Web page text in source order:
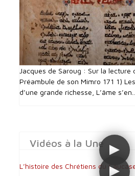
Jacques de Saroug : Sur la lecture
Préambule de son Mimro 171 1)
d’une grande richesse, L’âme s’en...
Vidéos à la Une
L’histoire des Chrétiens du